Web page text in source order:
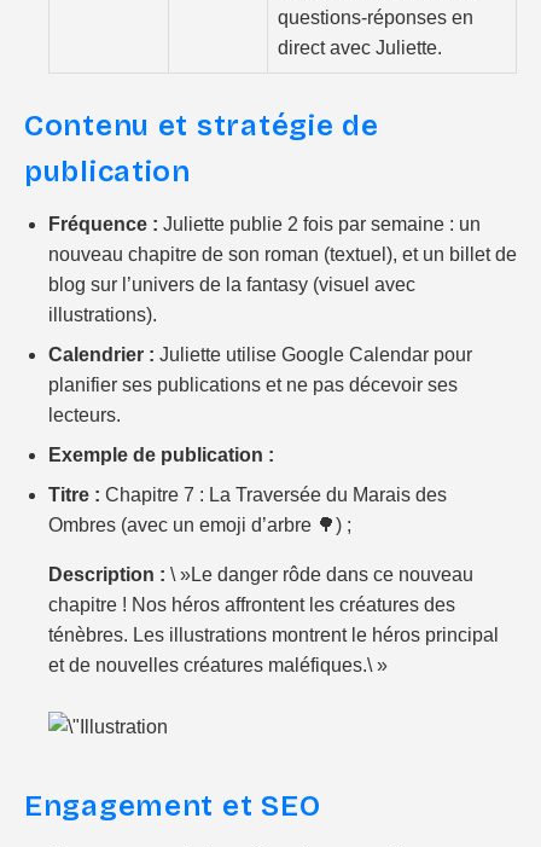
questions-réponses en
direct avec Juliette.
Contenu et stratégie de
publication
Fréquence : Juliette publie 2 fois par semaine : un
nouveau chapitre de son roman (textuel), et un billet de
blog sur l’univers de la fantasy (visuel avec
illustrations).
Calendrier : Juliette utilise Google Calendar pour
planifier ses publications et ne pas décevoir ses
lecteurs.
Exemple de publication :
Titre : Chapitre 7 : La Traversée du Marais des
Ombres (avec un emoji d’arbre 🌳) ;
Description : \ »Le danger rôde dans ce nouveau
chapitre ! Nos héros affrontent les créatures des
ténèbres. Les illustrations montrent le héros principal
et de nouvelles créatures maléfiques.\ »
Engagement et SEO